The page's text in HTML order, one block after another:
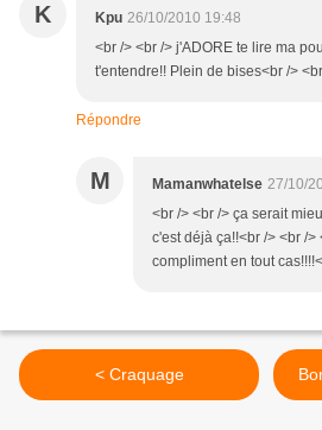
K Kpu 26/10/2010 19:48
<br /> <br /> j'ADORE te lire ma
t'entendre!! Plein de bises<br />
Répondre
M Mamanwhatelse 27/10/
<br /> <br /> ça serait
c'est déjà ça!!<br /> <br />
compliment en tout
< Craquage